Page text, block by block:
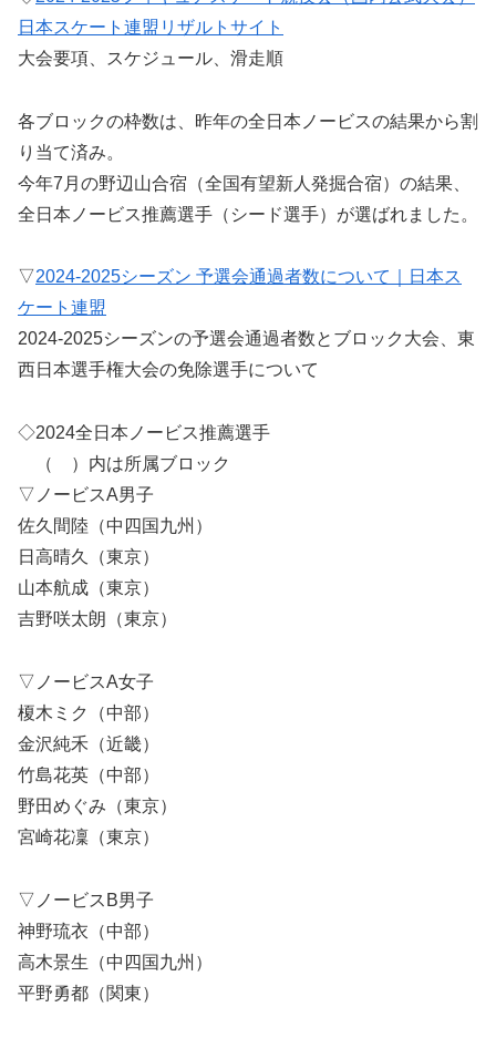
日本スケート連盟リザルトサイト
大会要項、スケジュール、滑走順
各ブロックの枠数は、昨年の全日本ノービスの結果から割
り当て済み。
今年7月の野辺山合宿（全国有望新人発掘合宿）の結果、
全日本ノービス推薦選手（シード選手）が選ばれました。
▽2024-2025シーズン 予選会通過者数について｜日本ス
ケート連盟
2024-2025シーズンの予選会通過者数とブロック大会、東
西日本選手権大会の免除選手について
◇2024全日本ノービス推薦選手
（ ）内は所属ブロック
▽ノービスA男子
佐久間陸（中四国九州）
日高晴久（東京）
山本航成（東京）
吉野咲太朗（東京）
▽ノービスA女子
榎木ミク（中部）
金沢純禾（近畿）
竹島花英（中部）
野田めぐみ（東京）
宮崎花凜（東京）
▽ノービスB男子
神野琉衣（中部）
高木景生（中四国九州）
平野勇都（関東）